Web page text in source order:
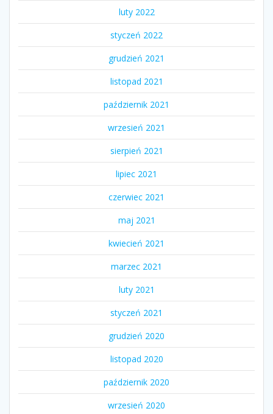
luty 2022
styczeń 2022
grudzień 2021
listopad 2021
październik 2021
wrzesień 2021
sierpień 2021
lipiec 2021
czerwiec 2021
maj 2021
kwiecień 2021
marzec 2021
luty 2021
styczeń 2021
grudzień 2020
listopad 2020
październik 2020
wrzesień 2020